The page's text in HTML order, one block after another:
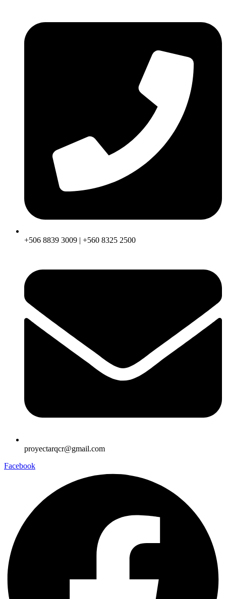
contenido
+506 8839 3009 | +560 8325 2500
proyectarqcr@gmail.com
Facebook